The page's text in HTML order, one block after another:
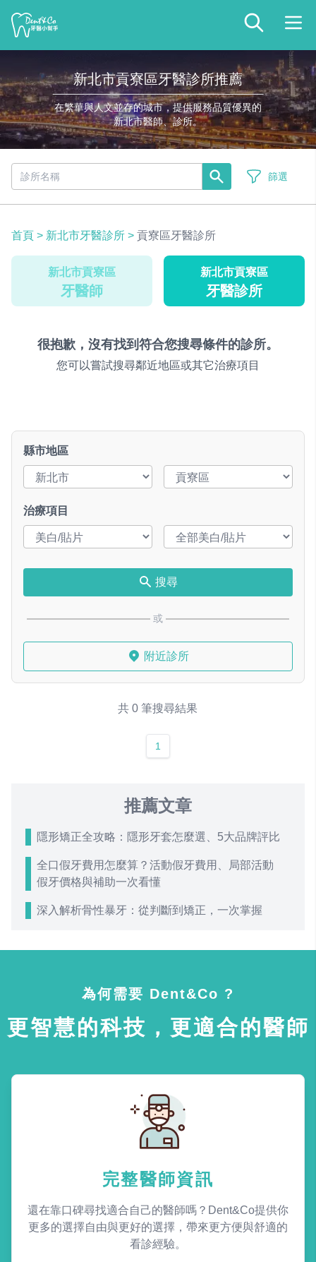
新北市貢寮區牙醫診所推薦
在繁華與人文並存的城市，提供服務品質優異的
新北市醫師、診所。
篩選
首頁 > 新北市牙醫診所 > 貢寮區牙醫診所
新北市貢寮區
牙醫師
新北市貢寮區
牙醫診所
很抱歉，沒有找到符合您搜尋條件的診所。
您可以嘗試搜尋鄰近地區或其它治療項目
縣市地區
治療項目
搜尋
或
附近診所
共 0 筆搜尋結果
1
推薦文章
隱形矯正全攻略：隱形牙套怎麼選、5大品牌評比
全口假牙費用怎麼算？活動假牙費用、局部活動
假牙價格與補助一次看懂
深入解析骨性暴牙：從判斷到矯正，一次掌握
為何需要 Dent&Co ?
更智慧的科技，更適合的醫師
完整醫師資訊
還在靠口碑尋找適合自己的醫師嗎？Dent&Co提供你
更多的選擇自由與更好的選擇，帶來更方便與舒適的
看診經驗。